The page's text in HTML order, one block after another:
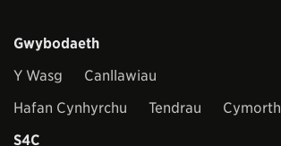
Gwybodaeth
Y Wasg
Canllawiau
Hafan Cynhyrchu
Tendrau
Cymorth
S4C